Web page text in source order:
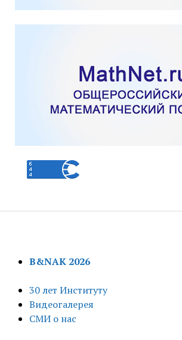
B&NAK 2026
30 лет Институту
Видеогалерея
СМИ о нас